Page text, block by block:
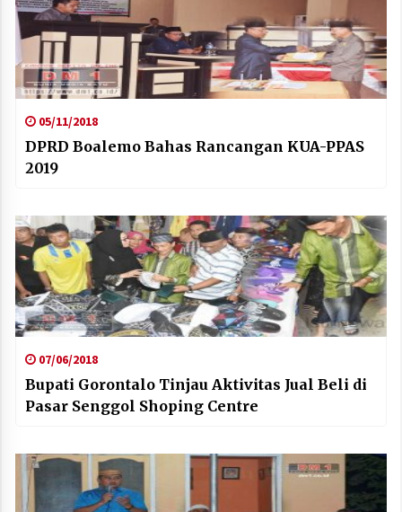
05/11/2018
DPRD Boalemo Bahas Rancangan KUA-PPAS
2019
07/06/2018
Bupati Gorontalo Tinjau Aktivitas Jual Beli di
Pasar Senggol Shoping Centre